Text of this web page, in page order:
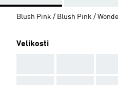
Blush Pink / Blush Pink /
Velikosti